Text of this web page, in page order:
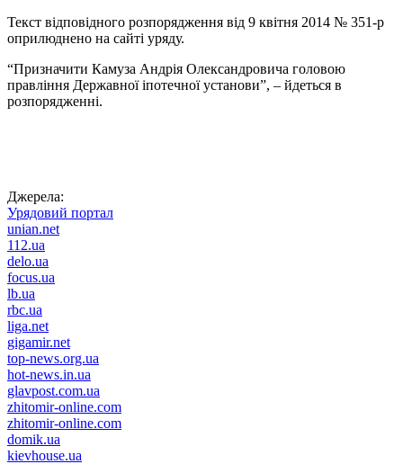
Текст відповідного розпорядження від 9 квітня 2014 № 351-р
оприлюднено на сайті уряду.
“Призначити Камуза Андрія Олександровича головою
правління Державної іпотечної установи”, – йдеться в
розпорядженні.
Джерела:
Урядовий портал
unian.net
112.ua
delo.ua
focus.ua
lb.ua
rbc.ua
liga.net
gigamir.net
top-news.org.ua
hot-news.in.ua
glavpost.com.ua
zhitomir-online.com
zhitomir-online.com
domik.ua
kievhouse.ua